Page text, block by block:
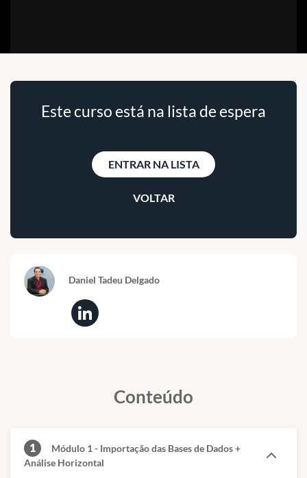
Daniel Tadeu Delgado
Este curso está na lista de espera
ENTRAR NA LISTA
VOLTAR
Conteúdo
1
Módulo 1 - Importação das Bases de Dados +
Análise Horizontal